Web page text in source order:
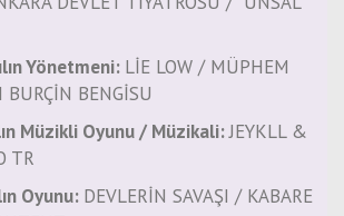
Yönetmeni: LİE LOW / MÜPHEM
BENGİSU
Müzikli Oyunu / Müzikali:JEYKLL &
TR
Oyunu: DEVLERİN SAVAŞI / KABARE